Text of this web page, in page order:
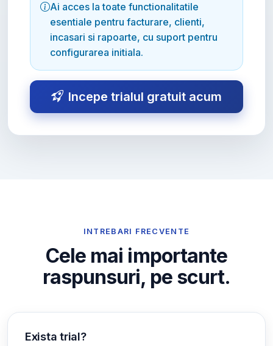
Ai acces la toate functionalitatile
esentiale pentru facturare, clienti,
incasari si rapoarte, cu suport pentru
configurarea initiala.
Incepe trialul gratuit acum
INTREBARI FRECVENTE
Cele mai importante
raspunsuri, pe scurt.
Exista trial?